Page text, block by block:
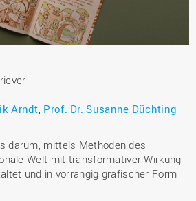
Arndt Prof. Dr. Susanne Düchting
darum, mittels Methoden des
Welt mit transformativer Wirkung
und in vorrangig grafischer Form